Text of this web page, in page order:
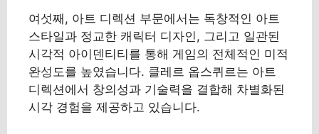
여섯째, 아트 디렉션 부문에서는 독창적인 아트
스타일과 정교한 캐릭터 디자인, 그리고 일관된
시각적 아이덴티티를 통해 게임의 전체적인 미적
완성도를 높였습니다. 클레르 옵스퀴르는 아트
디렉션에서 창의성과 기술력을 결합해 차별화된
시각 경험을 제공하고 있습니다.